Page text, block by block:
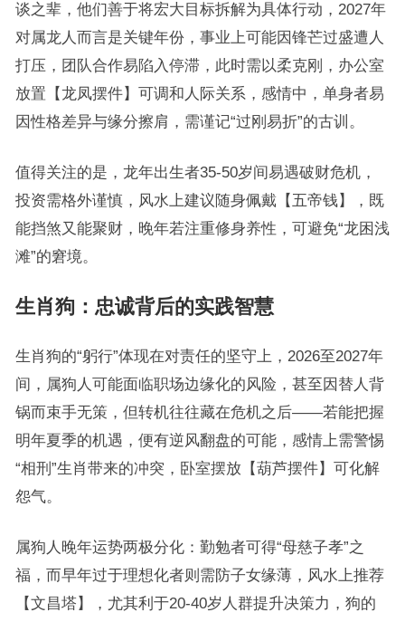
谈之辈，他们善于将宏大目标拆解为具体行动，2027年
对属龙人而言是关键年份，事业上可能因锋芒过盛遭人
打压，团队合作易陷入停滞，此时需以柔克刚，办公室
放置【龙凤摆件】可调和人际关系，感情中，单身者易
因性格差异与缘分擦肩，需谨记“过刚易折”的古训。
值得关注的是，龙年出生者35-50岁间易遇破财危机，
投资需格外谨慎，风水上建议随身佩戴【五帝钱】，既
能挡煞又能聚财，晚年若注重修身养性，可避免“龙困浅
滩”的窘境。
生肖狗：忠诚背后的实践智慧
生肖狗的“躬行”体现在对责任的坚守上，2026至2027年
间，属狗人可能面临职场边缘化的风险，甚至因替人背
锅而束手无策，但转机往往藏在危机之后——若能把握
明年夏季的机遇，便有逆风翻盘的可能，感情上需警惕
“相刑”生肖带来的冲突，卧室摆放【葫芦摆件】可化解
怨气。
属狗人晚年运势两极分化：勤勉者可得“母慈子孝”之
福，而早年过于理想化者则需防子女缘薄，风水上推荐
【文昌塔】，尤其利于20-40岁人群提升决策力，狗的